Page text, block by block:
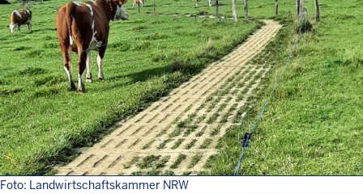
Foto: Landwirtschaftskammer NRW